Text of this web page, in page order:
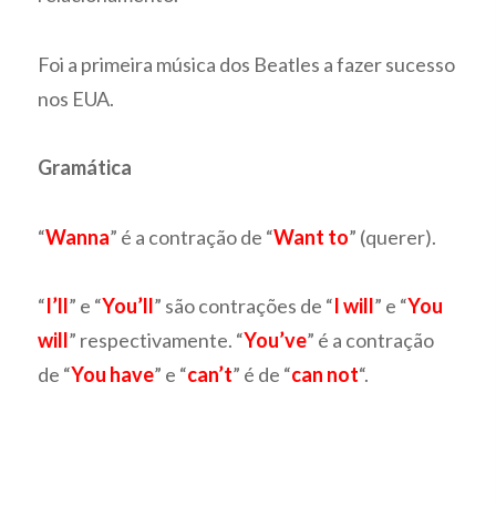
Foi a primeira música dos Beatles a fazer sucesso
nos EUA.
Gramática
“Wanna” é a contração de “Want to” (querer).
“I’ll” e “You’ll” são contrações de “I will” e “You
will” respectivamente. “You’ve” é a contração
de “You have” e “can’t” é de “can not“.